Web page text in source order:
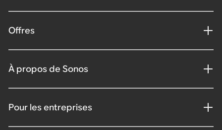
Offres
À propos de Sonos
Pour les entreprises